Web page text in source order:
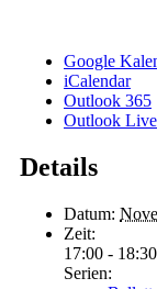
Google
iCalendar
Outlook 365
Outlook Live
Details
Datum:
Zeit:
17:00 - 18:30
Serien: